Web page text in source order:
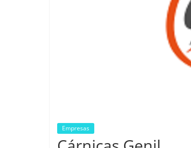
Empresas